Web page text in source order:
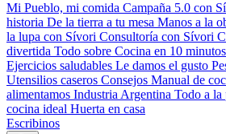
Mi Pueblo, mi comida Campaña 5.0 con
historia De la tierra a tu mesa Manos a la
la lupa con Sívori Consultoría con Sívori
divertida Todo sobre Cocina en 10 minutos
Ejercicios saludables Le damos el gusto
Utensilios caseros Consejos Manual de
alimentamos Industria Argentina Todo a la
cocina ideal Huerta en casa
Escribinos